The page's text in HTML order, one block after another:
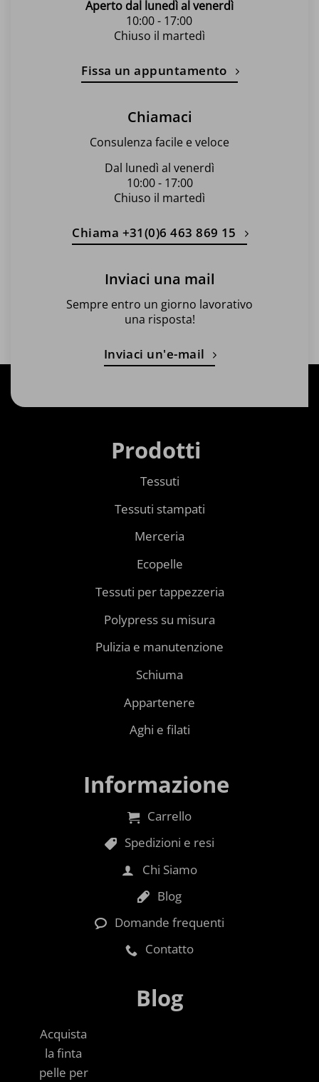
Aperto dal lunedì al venerdì
10:00 - 17:00
Chiuso il martedì
Fissa un appuntamento
Chiamaci
Consulenza facile e veloce
Dal lunedì al venerdì
10:00 - 17:00
Chiuso il martedì
Chiama +31(0)6 463 869 15
Inviaci una mail
Sempre entro un giorno lavorativo
una risposta!
Inviaci un'e-mail
Prodotti
Tessuti
Tessuti stampati
Merceria
Ecopelle
Tessuti per tappezzeria
Polypress su misura
Pulizia e manutenzione
Schiuma
Appartenere
Aghi e filati
Informazione
Carrello
Spedizioni e resi
Chi Siamo
Blog
Domande frequenti
Contatto
Blog
Acquista
la finta
pelle per